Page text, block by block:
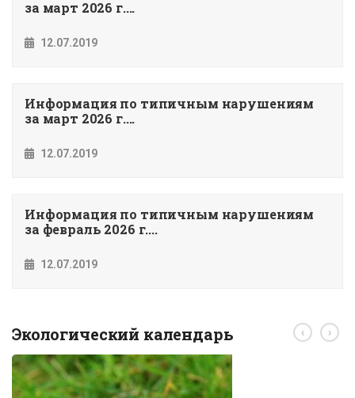
за март 2026 г....
12.07.2019
Информация по типичным нарушениям
за март 2026 г....
12.07.2019
Информация по типичным нарушениям
за февраль 2026 г....
12.07.2019
Экологический календарь ‹ ›